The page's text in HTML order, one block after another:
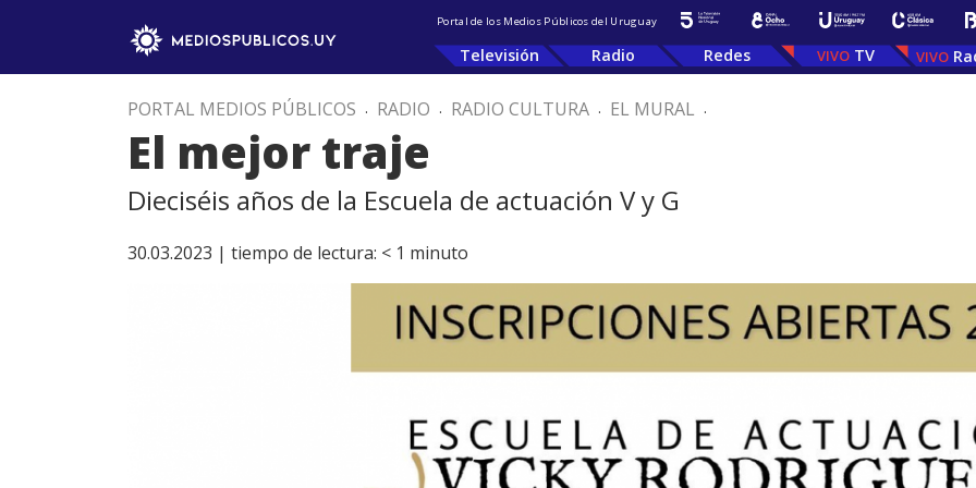
Portal de los Medios Públicos del Uruguay
Televisión Radio Redes TV
PORTAL MEDIOS PÚBLICOS . RADIO . RADIO CULTURA . EL MURAL .
El mejor traje
Dieciséis años de la Escuela de actuación V y G
30.03.2023 | tiempo de lectura: < 1 minuto